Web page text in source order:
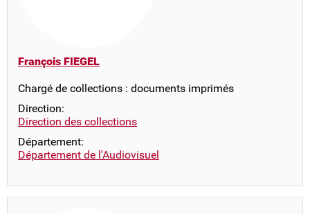
François FIEGEL
Chargé de collections : documents imprimés
Direction:
Direction des collections
Département:
Département de l'Audiovisuel